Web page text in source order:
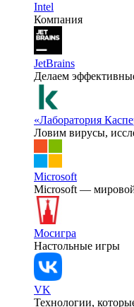
Intel
Компания
JetBrains
Делаем
«Лаборатория
Ловим вирусы,
Microsoft
Microsoft —
Мосигра
Настольные игры
VK
Технологии,